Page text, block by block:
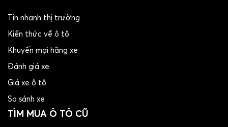
Tin nhanh thị trường
Kiến thức về ô tô
Khuyến mại hãng xe
Đánh giá xe
Giá xe ô tô
So sánh xe
TÌM MUA Ô TÔ CŨ